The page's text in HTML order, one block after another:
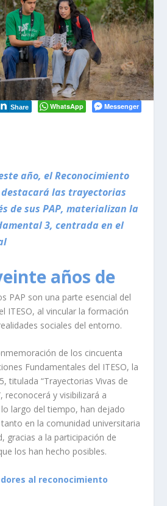
Share WhatsApp Messenger
año, el Reconocimiento
destacará las trayectorias
de sus PAP, materializan la
3, centrada en el
años de
PAP son una parte esencial del
ITESO, al vincular la formación
sociales del entorno.
de los cincuenta
Fundamentales del ITESO, la
titulada “Trayectorias Vivas de
reconocerá y visibilizará a
largo del tiempo, han dejado
en la comunidad universitaria
gracias a la participación de
los han hecho posibles.
al reconocimiento